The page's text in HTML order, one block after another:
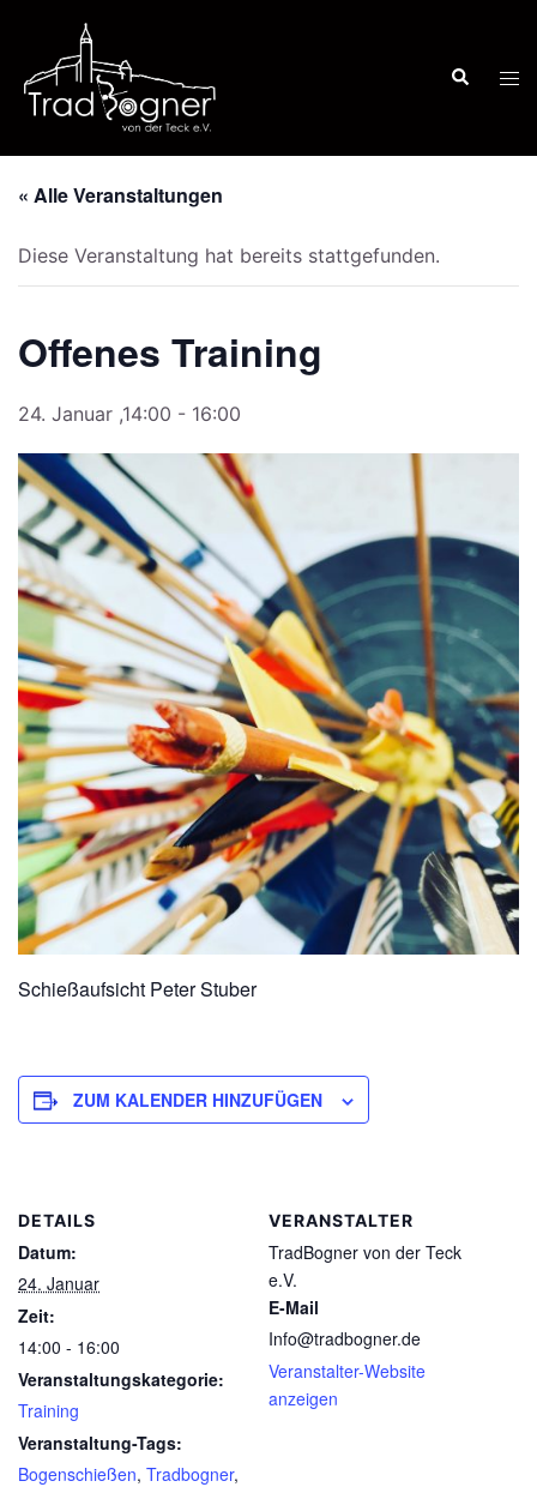
springen
Suche
« Alle Veranstaltungen
Diese Veranstaltung hat bereits stattgefunden.
Offenes Training
24. Januar ,14:00 - 16:00
Schießaufsicht Peter Stuber
ZUM KALENDER HINZUFÜGEN
DETAILS
Datum:
24. Januar
Zeit:
14:00 - 16:00
Veranstaltungskategorie:
Training
Veranstaltung-Tags:
Bogenschießen, Tradbogner,
VERANSTALTER
TradBogner von der Teck
e.V.
E-Mail
Info@tradbogner.de
Veranstalter-Website
anzeigen